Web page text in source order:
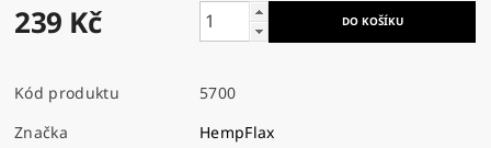
239 Kč
Kód produktu
5700
Značka
HempFlax